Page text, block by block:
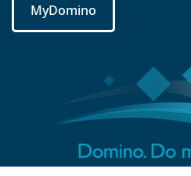
MyDomino